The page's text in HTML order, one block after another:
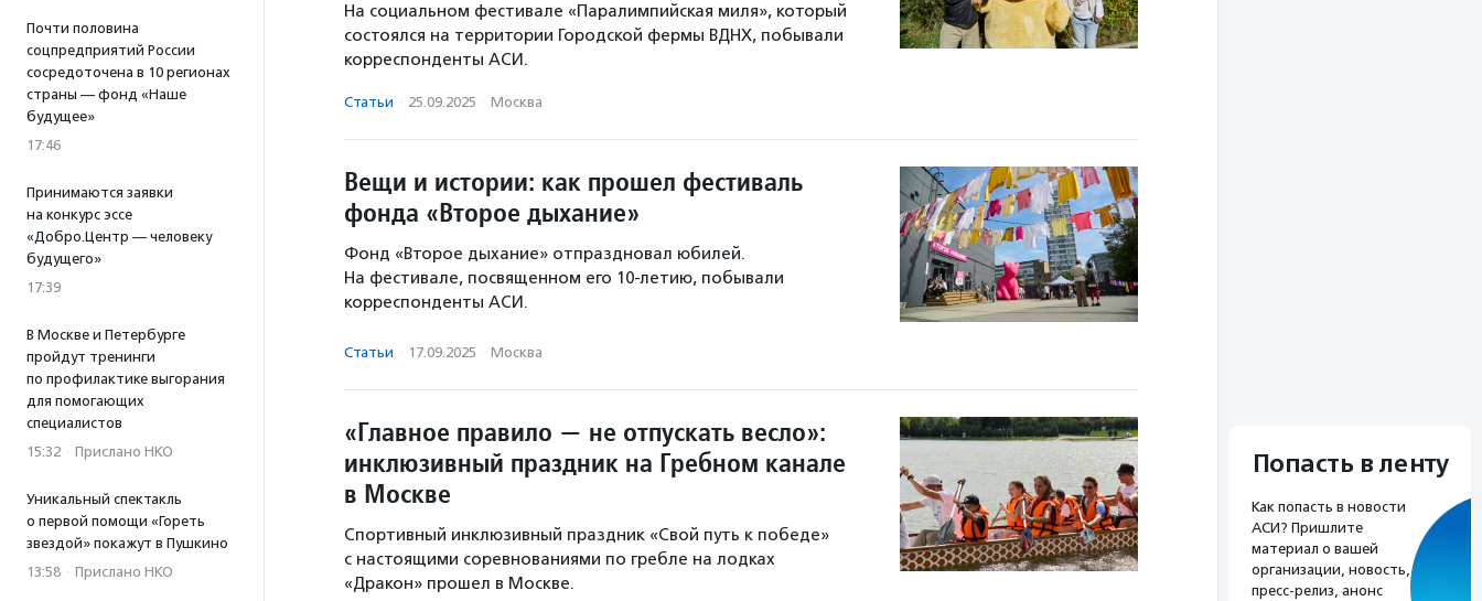
Почти половина
соцпредприятий России
сосредоточена в 10 регионах
страны — фонд «Наше
будущее»
17:46
Принимаются заявки
на конкурс эссе
«Добро.Центр — человеку
будущего»
17:39
В Москве и Петербурге
пройдут тренинги
по профилактике выгорания
для помогающих
специалистов
15:32 · Прислано НКО
Уникальный спектакль
о первой помощи «Гореть
звездой» покажут в Пушкино
13:58 · Прислано НКО
На социальном фестивале «Паралимпийская миля», который
состоялся на территории Городской фермы ВДНХ, побывали
корреспонденты АСИ.
Статьи · 25.09.2025 · Москва
Вещи и истории: как прошел фестиваль
фонда «Второе дыхание»
Фонд «Второе дыхание» отпраздновал юбилей.
На фестивале, посвященном его 10-летию, побывали
корреспонденты АСИ.
Статьи · 17.09.2025 · Москва
«Главное правило — не отпускать весло»:
инклюзивный праздник на Гребном канале
в Москве
Спортивный инклюзивный праздник «Свой путь к победе»
с настоящими соревнованиями по гребле на лодках
«Дракон» прошел в Москве.
Попасть в ленту
Как попасть в новости
АСИ? Пришлите
материал о вашей
организации, новость,
пресс-релиз, анонс